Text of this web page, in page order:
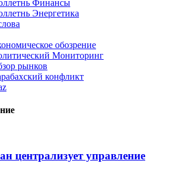
Финансы
Энергетика
обозрение
Мониторинг
рынков
конфликт
централизует управление